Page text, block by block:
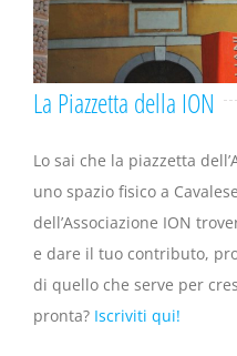
La Piazzetta della ION
Lo sai che la piazzetta
uno spazio fisico a
dell’Associazione ION
e dare il tuo contributo,
di quello che serve per
pronta? Iscriviti qui!